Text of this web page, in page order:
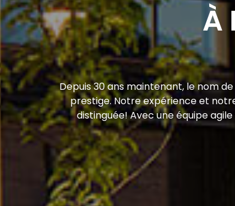
À
Depuis 30 ans maintenant, le nom
prestige. Notre expérience et
distinguée! Avec une équipe